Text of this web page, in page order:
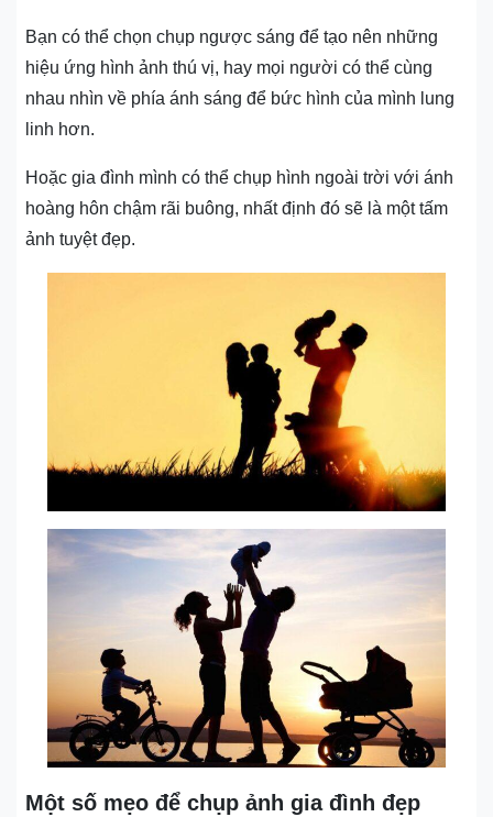
Bạn có thể chọn chụp ngược sáng để tạo nên những
hiệu ứng hình ảnh thú vị, hay mọi người có thể cùng
nhau nhìn về phía ánh sáng để bức hình của mình lung
linh hơn.
Hoặc gia đình mình có thể chụp hình ngoài trời với ánh
hoàng hôn chậm rãi buông, nhất định đó sẽ là một tấm
ảnh tuyệt đẹp.
Một số mẹo để chụp ảnh gia đình đẹp